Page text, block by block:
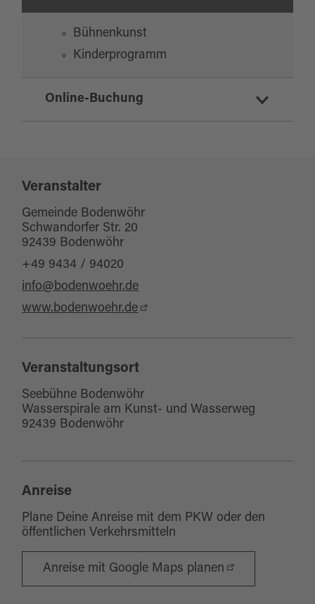
Freue Dich auf eine Show voller Humor, Magie,
Musik und einer Überraschungspuppe, die für
zusätzliche Lacher sorgt.
Komm vorbei und erlebe die magische
Verbindung aus Unterhaltung und Spaß – ein
Erlebnis, das Du nicht verpassen solltest.
Bühnenkunst
Kinderprogramm
Online-Buchung
Veranstalter
Gemeinde Bodenwöhr
Schwandorfer Str. 20
92439 Bodenwöhr
+49 9434 / 94020
info@bodenwoehr.de
www.bodenwoehr.de
Veranstaltungsort
Seebühne Bodenwöhr
Wasserspirale am Kunst- und Wasserweg
92439 Bodenwöhr
Anreise
Plane Deine Anreise mit dem PKW oder den
öffentlichen Verkehrsmitteln
Anreise mit Google Maps planen